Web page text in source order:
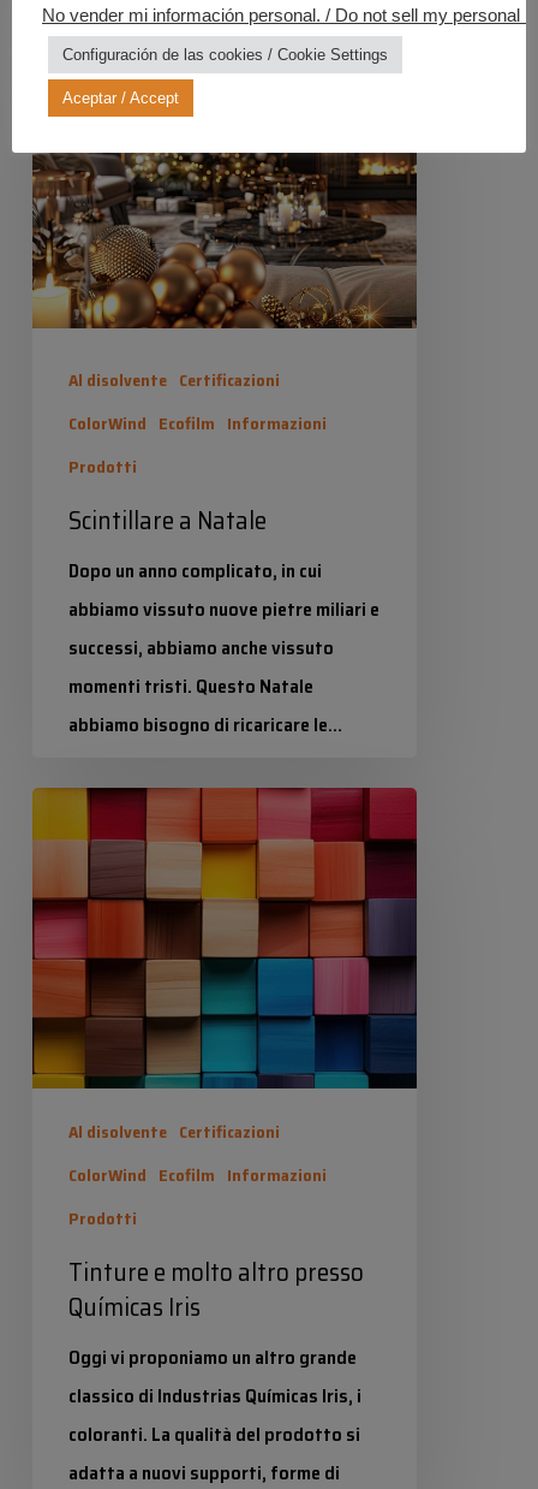
Scintillare
Al disolvente Certificazioni
ColorWind Ecofilm Informazioni
Prodotti
Scintillare a Natale
Dopo un anno complicato, in cui
abbiamo vissuto nuove pietre miliari e
successi, abbiamo anche vissuto
momenti tristi. Questo Natale
abbiamo bisogno di ricaricare le…
Industrias Químicas Iris
Tinture
e
altro
presso
Químicas
Iris
Al disolvente Certificazioni
ColorWind Ecofilm Informazioni
Prodotti
Tinture e molto altro presso
Químicas Iris
Oggi vi proponiamo un altro grande
classico di Industrias Químicas Iris, i
coloranti. La qualità del prodotto si
adatta a nuovi supporti, forme di
No vender mi información personal. / Do not sell my personal
Configuración de las cookies / Cookie Settings
Aceptar / Accept